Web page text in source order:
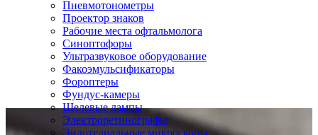
Пневмотонометры
Проектор знаков
Рабочие места офтальмолога
Синоптофоры
Ультразвуковое оборудование
Факоэмульсификаторы
Фороптеры
Фундус-камеры
Щелевые лампы
Электроретинографы
Эндотелиальные микроскопы